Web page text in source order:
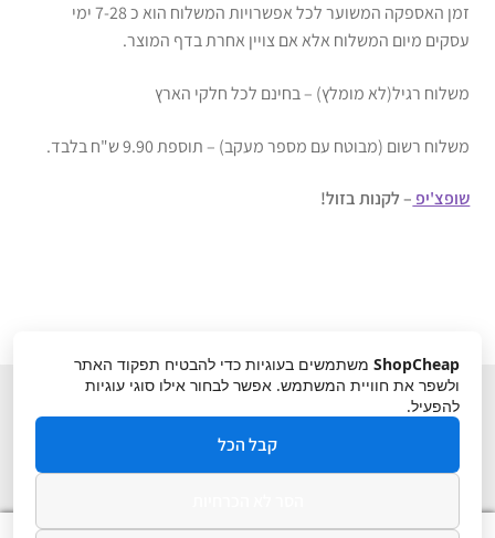
זמן האספקה המשוער לכל אפשרויות המשלוח הוא כ 7-28 ימי
עסקים מיום המשלוח אלא אם צויין אחרת בדף המוצר.
משלוח רגיל(לא מומלץ) – בחינם לכל חלקי הארץ
משלוח רשום (מבוטח עם מספר מעקב) – תוספת 9.90 ש"ח בלבד.
שופצ'יפ – לקנות בזול!
ShopCheap משתמשים בעוגיות כדי להבטיח תפקוד האתר
ולשפר את חוויית המשתמש. אפשר לבחור אילו סוגי עוגיות
להפעיל.
קבל הכל